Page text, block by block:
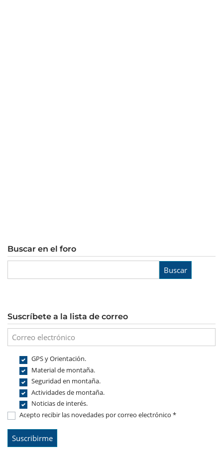
Buscar en el foro
Buscar
Suscríbete a la lista de correo
GPS y Orientación.
Material de montaña.
Seguridad en montaña.
Actividades de montaña.
Noticias de interés.
Acepto recibir las novedades por correo electrónico *